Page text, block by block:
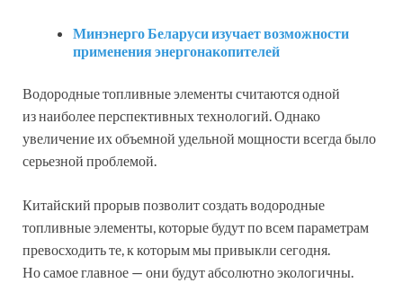
Минэнерго Беларуси изучает возможности
применения энергонакопителей
Водородные топливные элементы считаются одной
из наиболее перспективных технологий. Однако
увеличение их объемной удельной мощности всегда было
серьезной проблемой.
Китайский прорыв позволит создать водородные
топливные элементы, которые будут по всем параметрам
превосходить те, к которым мы привыкли сегодня.
Но самое главное — они будут абсолютно экологичны.